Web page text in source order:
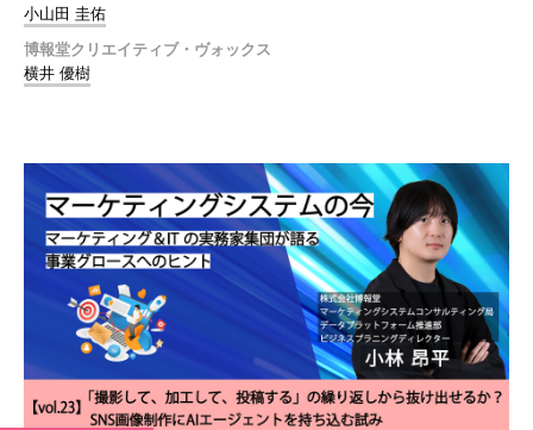
小山田 圭佑
博報堂クリエイティブ・ヴォックス
横井 優樹